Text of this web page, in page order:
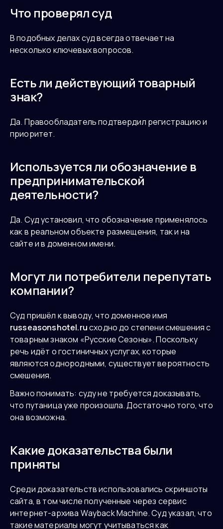
Что проверял суд
В подобных делах суд всегда отвечает на
несколько ключевых вопросов.
Есть ли действующий товарный
знак?
Да. Правообладатель подтвердил регистрацию и
приоритет.
Используется ли обозначение в
предпринимательской
деятельности?
Да. Суд установил, что обозначение применялось
как в реальном объекте размещения, так и на
сайте и в доменном имени.
Могут ли потребители перепутать
компании?
Суд пришёл к выводу, что доменное имя
russeasonshotel.ruсходно до степени смешения с
товарным знаком «Русские Сезоны». Поскольку
речь идёт о гостиничных услугах, которые
являются однородными, существует вероятность
смешения.
Важно понимать: суду не требуется доказывать,
что путаница уже произошла. Достаточно того, что
она возможна.
Какие доказательства были
приняты
Среди доказательств использовались скриншоты
сайта, в том числе полученные через сервис
интернет-архива Wayback Machine. Суд указал, что
такие материалы могут учитываться как